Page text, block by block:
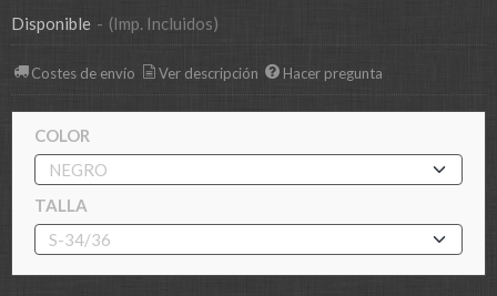
Disponible - (Imp. Incluidos)
Costes de envío Ver descripción Hacer pregunta
COLOR
TALLA